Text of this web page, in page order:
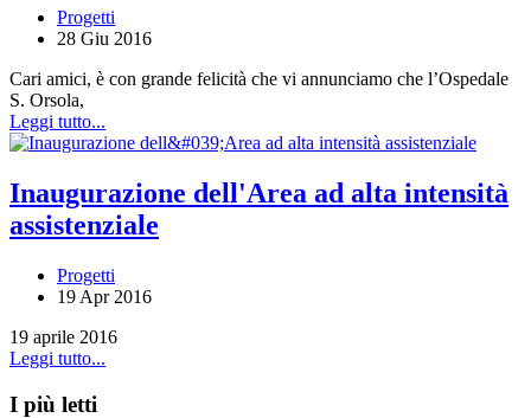
Progetti
28 Giu 2016
Cari amici, è con grande felicità che vi annunciamo che l’Ospedale
S. Orsola,
Leggi tutto...
Inaugurazione dell'Area ad alta intensità
assistenziale
Progetti
19 Apr 2016
19 aprile 2016
Leggi tutto...
I più letti